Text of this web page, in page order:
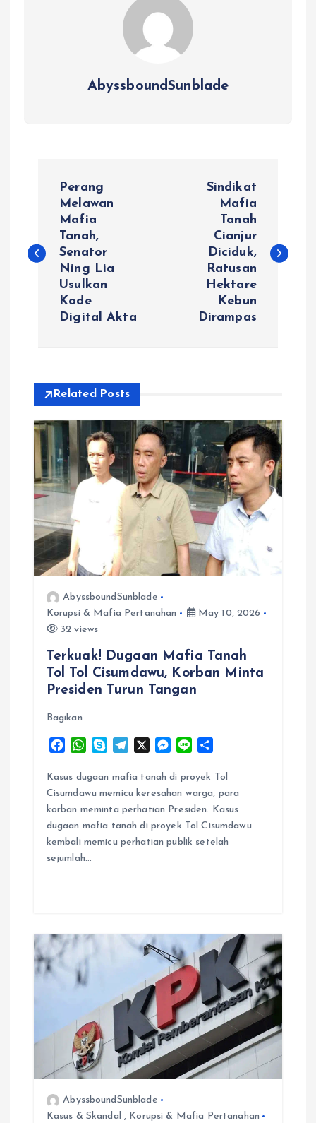
AbyssboundSunblade
s
v
g
a
t
Perang
Melawan
Mafia
Tanah,
Senator
Ning Lia
Usulkan
Kode
Digital Akta
Sindikat
Mafia
Tanah
Cianjur
Diciduk,
Ratusan
Hektare
Kebun
Dirampas
Related Posts
AbyssboundSunblade
Korupsi & Mafia Pertanahan
May 10, 2026
32 views
Terkuak! Dugaan Mafia Tanah
Tol Tol Cisumdawu, Korban Minta
Presiden Turun Tangan
Bagikan
c
e
b
o
o
k
W
a
t
s
A
p
y
p
e
l
e
g
r
a
M
s
s
e
n
g
n
e
a
e
Kasus dugaan mafia tanah di proyek Tol
Cisumdawu memicu keresahan warga, para
korban meminta perhatian Presiden. Kasus
dugaan mafia tanah di proyek Tol Cisumdawu
kembali memicu perhatian publik setelah
sejumlah…
AbyssboundSunblade
Kasus & Skandal , Korupsi & Mafia Pertanahan